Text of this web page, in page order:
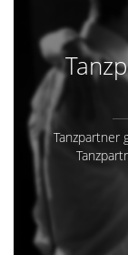
Tanzpartner